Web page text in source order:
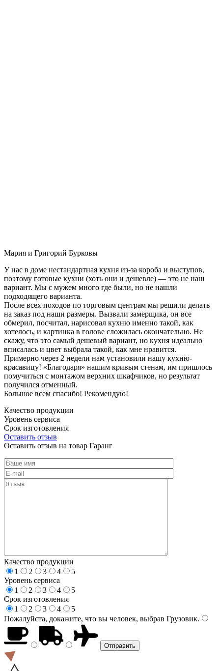
Мария и Григорий Бурковы
У нас в доме нестандартная кухня из-за короба и выступов,
поэтому готовые кухни (хоть они и дешевле) — это не наш
вариант. Мы с мужем много где были, но не нашли
подходящего варианта.
После всех походов по торговым центрам мы решили делать
на заказ под наши размеры. Вызвали замерщика, он все
обмерил, посчитал, нарисовал кухню именно такой, как
хотелось, и картинка в голове сложилась окончательно. Не
скажу, что это самый дешевый вариант, но кухня идеально
вписалась и цвет выбрала такой, как мне нравится.
Примерно через 2 недели нам установили нашу кухню-
красавицу! «Благодаря» нашим кривым стенам, им пришлось
помучиться с монтажом верхних шкафчиков, но результат
получился отменный.
Большое всем спасибо! Рекомендую!
Качество продукции
Уровень сервиса
Срок изготовления
Оставить отзыв
Оставить отзыв на товар Гаранг
Качество продукции
1
2 3 4
5
Уровень сервиса
1
2 3 4
5
Срок изготовления
1
2 3 4
5
Пожалуйста, докажите, что вы человек, выбрав Грузовик.